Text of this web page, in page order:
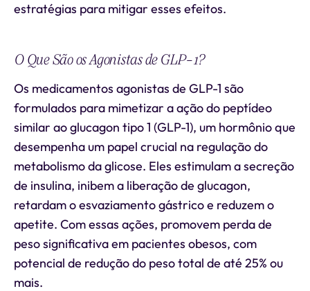
estratégias para mitigar esses efeitos.
O Que São os Agonistas de GLP-1?
Os medicamentos agonistas de GLP-1 são
formulados para mimetizar a ação do peptídeo
similar ao glucagon tipo 1 (GLP-1), um hormônio que
desempenha um papel crucial na regulação do
metabolismo da glicose. Eles estimulam a secreção
de insulina, inibem a liberação de glucagon,
retardam o esvaziamento gástrico e reduzem o
apetite. Com essas ações, promovem perda de
peso significativa em pacientes obesos, com
potencial de redução do peso total de até 25% ou
mais.